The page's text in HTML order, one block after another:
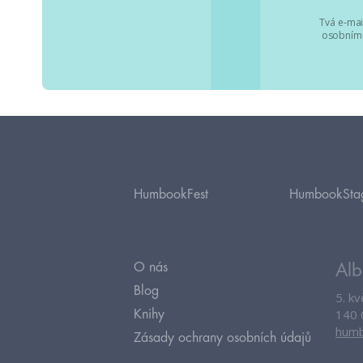
Tvá e-
HumbookFest
O nás
Blog
Knihy
Zásady ochrany osobních údajů
5.
140